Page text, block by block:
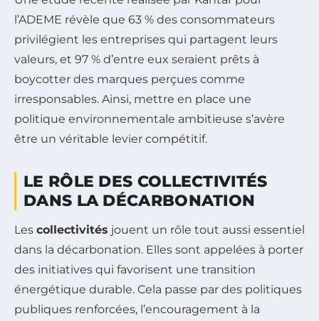
l’ADEME révèle que 63 % des consommateurs
privilégient les entreprises qui partagent leurs
valeurs, et 97 % d’entre eux seraient prêts à
boycotter des marques perçues comme
irresponsables. Ainsi, mettre en place une
politique environnementale ambitieuse s’avère
être un véritable levier compétitif.
LE RÔLE DES COLLECTIVITÉS
DANS LA DÉCARBONATION
Les collectivités jouent un rôle tout aussi essentiel
dans la décarbonation. Elles sont appelées à porter
des initiatives qui favorisent une transition
énergétique durable. Cela passe par des politiques
publiques renforcées, l’encouragement à la